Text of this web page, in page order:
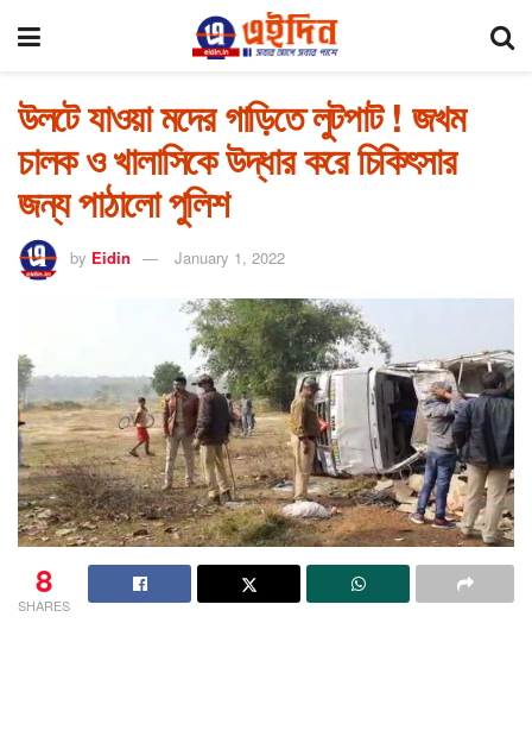
উলটে যাওয়া মদের গাড়িতে লুটপাট ! জখম
চালক ও খালাসিকে উদ্ধার করে চিকিৎসার
জন্য পাঠালো পুলিশ
by Eidin January 1, 2022
8
SHARES